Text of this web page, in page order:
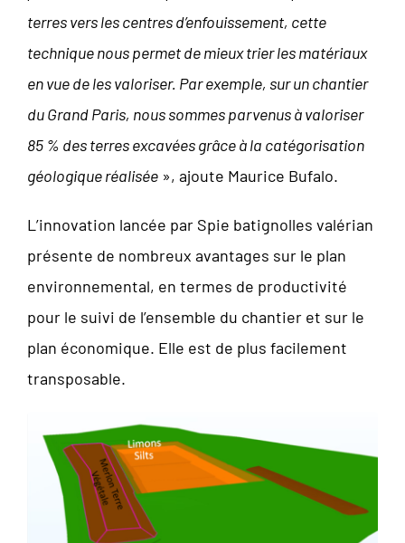
terres vers les centres d’enfouissement, cette
technique nous permet de mieux trier les matériaux
en vue de les valoriser. Par exemple, sur un chantier
du Grand Paris, nous sommes parvenus à valoriser
85 % des terres excavées grâce à la catégorisation
géologique réalisée», ajoute Maurice Bufalo.
L’innovation lancée par Spie batignolles valérian
présente de nombreux avantages sur le plan
environnemental, en termes de productivité
pour le suivi de l’ensemble du chantier et sur le
plan économique. Elle est de plus facilement
transposable.